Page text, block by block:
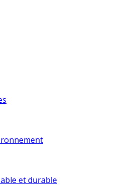
et durable